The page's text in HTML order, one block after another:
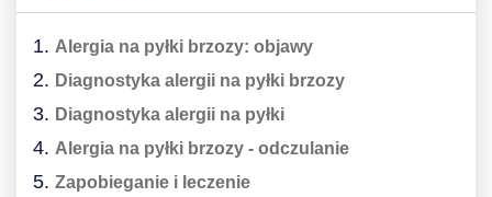
Alergia na pyłki brzozy: objawy
Diagnostyka alergii na pyłki brzozy
Diagnostyka alergii na pyłki
Alergia na pyłki brzozy - odczulanie
Zapobieganie i leczenie